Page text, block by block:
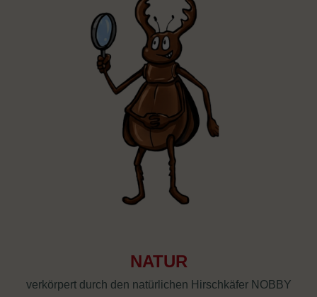
NATUR
verkörpert durch den natürlichen Hirschkäfer NOBBY